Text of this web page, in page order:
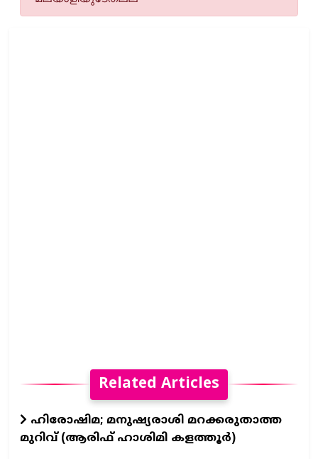
Related Articles
ഹിരോഷിമ; മനുഷ്യരാശി മറക്കരുതാത്ത
മുറിവ് (ആരിഫ് ഹാശിമി കളത്തൂർ)